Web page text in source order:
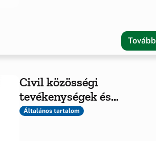
Tovább
Civil közösségi
tevékenységek és
feltételeinek javítása
Általános tartalom